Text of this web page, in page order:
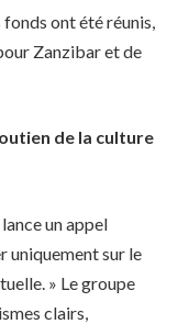
ont été réunis,
Zanzibar et de
de la culture
un appel
uniquement sur le
» Le groupe
clairs,